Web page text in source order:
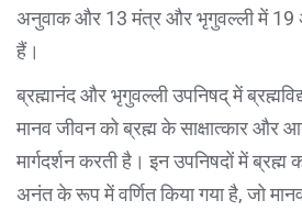
अनुवाक और 13 मंत्र और भृगुवल्ली में
हैं।
ब्रह्मानंद और भृगुवल्ली उपनिषद् में
मानव जीवन को ब्रह्म के साक्षात्कार और
मार्गदर्शन करती है। इन उपनिषदों में
अनंत के रूप में वर्णित किया गया है, जो